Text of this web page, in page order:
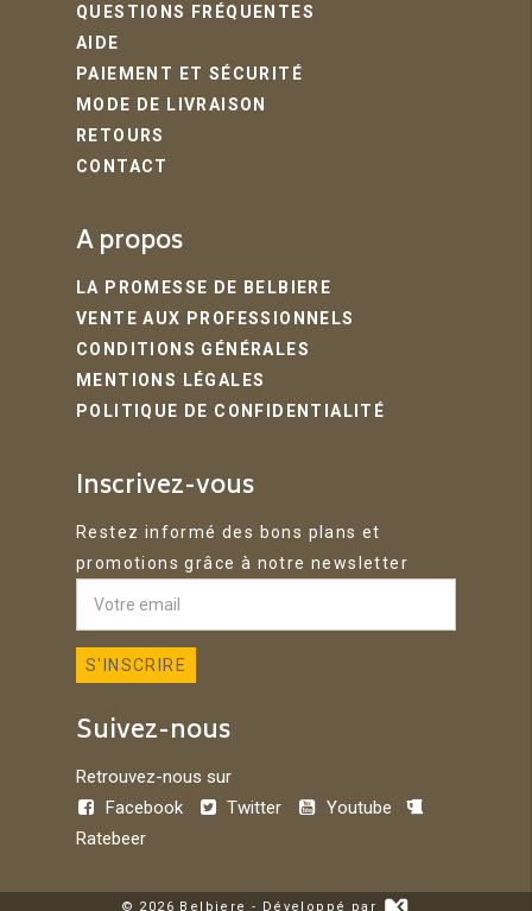
QUESTIONS FRÉQUENTES
AIDE
PAIEMENT ET SÉCURITÉ
MODE DE LIVRAISON
RETOURS
CONTACT
A propos
LA PROMESSE DE BELBIERE
VENTE AUX PROFESSIONNELS
CONDITIONS GÉNÉRALES
MENTIONS LÉGALES
POLITIQUE DE CONFIDENTIALITÉ
Inscrivez-vous
Restez informé des bons plans et
promotions grâce à notre newsletter
Suivez-nous
Retrouvez-nous sur
Facebook
Twitter
Youtube
Ratebeer
© 2026 Belbiere - Développé par